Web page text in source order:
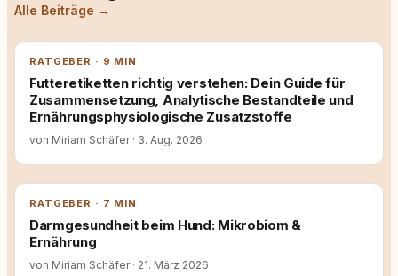
Alle Beiträge →
RATGEBER · 9 MIN
Futteretiketten richtig verstehen: Dein Guide für
Zusammensetzung, Analytische Bestandteile und
Ernährungsphysiologische Zusatzstoffe
von Miriam Schäfer · 3. Aug. 2026
RATGEBER · 7 MIN
Darmgesundheit beim Hund: Mikrobiom &
Ernährung
von Miriam Schäfer · 21. März 2026